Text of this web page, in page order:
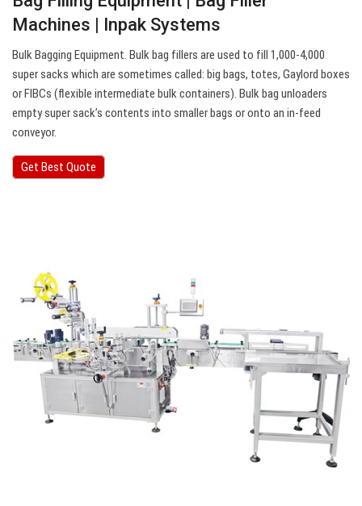
Machines | Inpak Systems
Bulk Bagging Equipment. Bulk bag fillers are used to fill 1,000-4,000
super sacks which are sometimes called: big bags, totes, Gaylord boxes
or FIBCs (flexible intermediate bulk containers). Bulk bag unloaders
empty super sack’s contents into smaller bags or onto an in-feed
conveyor.
Get Best Quote